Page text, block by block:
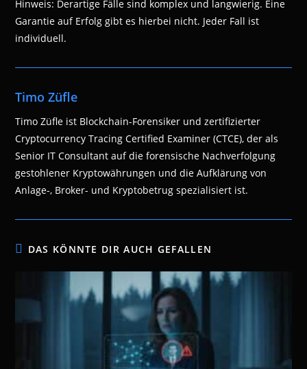
Hinweis: Derartige Fälle sind komplex und langwierig. Eine
Garantie auf Erfolg gibt es hierbei nicht. Jeder Fall ist
individuell.
Timo Züfle
Timo Züfle ist Blockchain-Forensiker und zertifizierter
Cryptocurrency Tracing Certified Examiner (CTCE), der als
Senior IT Consultant auf die forensische Nachverfolgung
gestohlener Kryptowährungen und die Aufklärung von
Anlage-, Broker- und Kryptobetrug spezialisiert ist.
DAS KÖNNTE DIR AUCH GEFALLEN